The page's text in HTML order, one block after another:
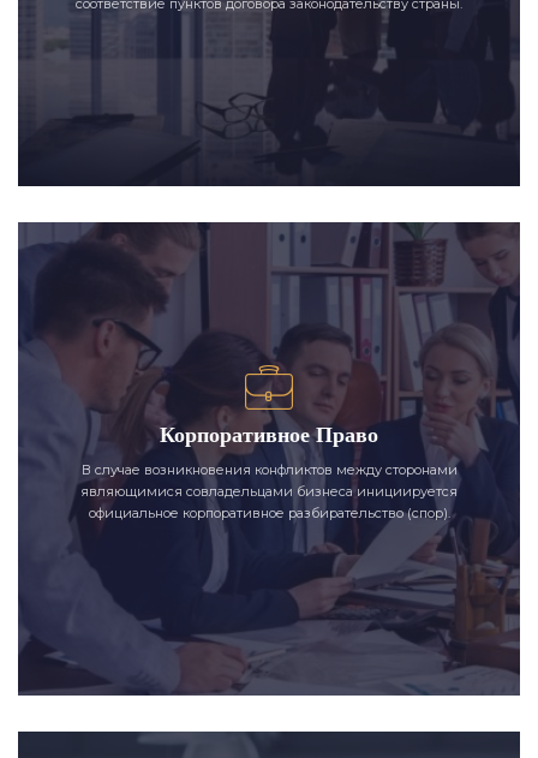
соответствие пунктов договора законодательству страны.
Корпоративное Право
В случае возникновения конфликтов между сторонами
являющимися совладельцами бизнеса инициируется
официальное корпоративное разбирательство (спор).